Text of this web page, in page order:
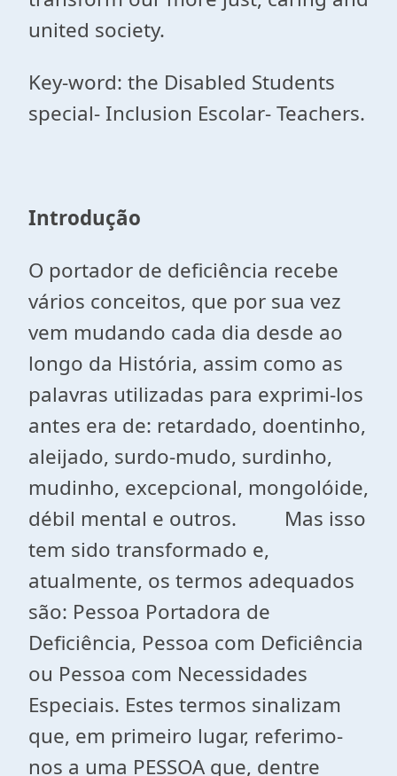
united society.
Key-word: the Disabled Students
special- Inclusion Escolar- Teachers.
Introdução
O portador de deficiência recebe
vários conceitos, que por sua vez
vem mudando cada dia desde ao
longo da História, assim como as
palavras utilizadas para exprimi-los
antes era de: retardado, doentinho,
aleijado, surdo-mudo, surdinho,
mudinho, excepcional, mongolóide,
débil mental e outros. Mas isso
tem sido transformado e,
atualmente, os termos adequados
são: Pessoa Portadora de
Deficiência, Pessoa com Deficiência
ou Pessoa com Necessidades
Especiais. Estes termos sinalizam
que, em primeiro lugar, referimo-
nos a uma PESSOA que, dentre